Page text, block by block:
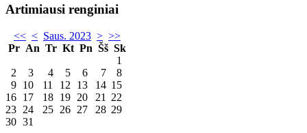
Artimiausi renginiai
<< < Saus. 2023 > >>
Pr An Tr Kt Pn Šš Sk
1
2
3 4 5 6 7
8
9 10 11 12 13 14 15
16 17 18 19 20 21
22
23 24 25 26 27 28 29
30 31